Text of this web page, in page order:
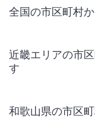
全国の市区町村
近畿エリアの市
す
和歌山県の市区